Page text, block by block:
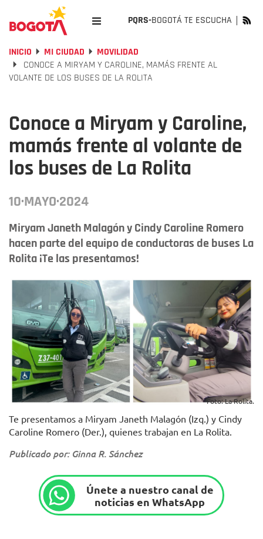
PQRS-BOGOTÁ TE ESCUCHA
INICIO MI CIUDAD
MOVILIDAD
CONOCE A MIRYAM Y CAROLINE, MAMÁS FRENTE AL
VOLANTE DE LOS BUSES DE LA ROLITA
Conoce a Miryam y Caroline,
mamás frente al volante de
los buses de La Rolita
10·MAYO·2024
Miryam Janeth Malagón y Cindy Caroline Romero
hacen parte del equipo de conductoras de buses La
Rolita ¡Te las presentamos!
Foto: La Rolita.
Te presentamos a Miryam Janeth Malagón (Izq.) y Cindy
Caroline Romero (Der.), quienes trabajan en La Rolita.
Publicado por: Ginna R. Sánchez
Únete a nuestro canal de
noticias en WhatsApp